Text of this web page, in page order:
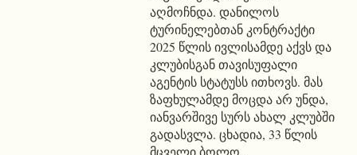
აღმოჩნდა. დანილოს
ტურინელებთან კონტრაქტი
2025 წლის ივლისამდე აქვს და
კლუბისგან თავისუფალი
აგენტის სტატუსს ითხოვს. მას
ზაფხულამდე მოცდა არ უნდა,
იანვარშივე სურს ახალ კლუბში
გადასვლა. ცხადია, 33 წლის
მცველი ბოლო...